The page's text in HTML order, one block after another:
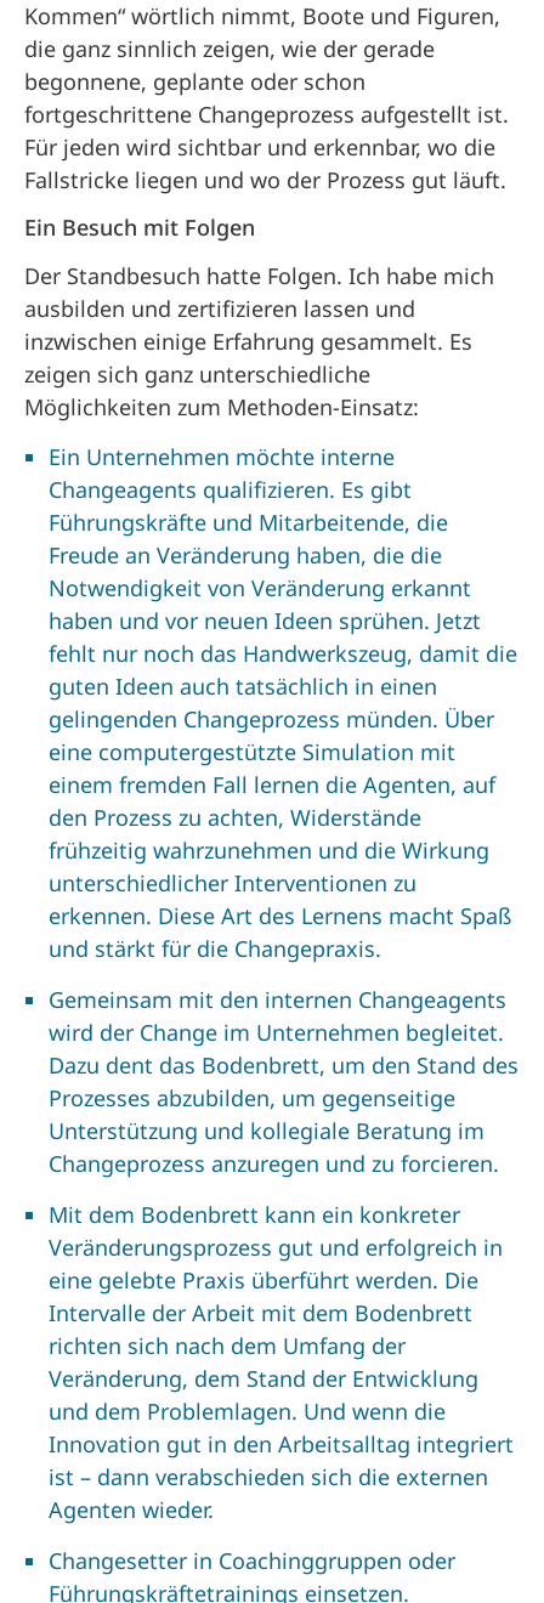
Kommen“ wörtlich nimmt, Boote und Figuren,
die ganz sinnlich zeigen, wie der gerade
begonnene, geplante oder schon
fortgeschrittene Changeprozess aufgestellt ist.
Für jeden wird sichtbar und erkennbar, wo die
Fallstricke liegen und wo der Prozess gut läuft.
Ein Besuch mit Folgen
Der Standbesuch hatte Folgen. Ich habe mich
ausbilden und zertifizieren lassen und
inzwischen einige Erfahrung gesammelt. Es
zeigen sich ganz unterschiedliche
Möglichkeiten zum Methoden-Einsatz:
Ein Unternehmen möchte interne
Changeagents qualifizieren. Es gibt
Führungskräfte und Mitarbeitende, die
Freude an Veränderung haben, die die
Notwendigkeit von Veränderung erkannt
haben und vor neuen Ideen sprühen. Jetzt
fehlt nur noch das Handwerkszeug, damit die
guten Ideen auch tatsächlich in einen
gelingenden Changeprozess münden. Über
eine computergestützte Simulation mit
einem fremden Fall lernen die Agenten, auf
den Prozess zu achten, Widerstände
frühzeitig wahrzunehmen und die Wirkung
unterschiedlicher Interventionen zu
erkennen. Diese Art des Lernens macht Spaß
und stärkt für die Changepraxis.
Gemeinsam mit den internen Changeagents
wird der Change im Unternehmen begleitet.
Dazu dent das Bodenbrett, um den Stand des
Prozesses abzubilden, um gegenseitige
Unterstützung und kollegiale Beratung im
Changeprozess anzuregen und zu forcieren.
Mit dem Bodenbrett kann ein konkreter
Veränderungsprozess gut und erfolgreich in
eine gelebte Praxis überführt werden. Die
Intervalle der Arbeit mit dem Bodenbrett
richten sich nach dem Umfang der
Veränderung, dem Stand der Entwicklung
und dem Problemlagen. Und wenn die
Innovation gut in den Arbeitsalltag integriert
ist – dann verabschieden sich die externen
Agenten wieder.
Changesetter in Coachinggruppen oder
Führungskräftetrainings einsetzen.